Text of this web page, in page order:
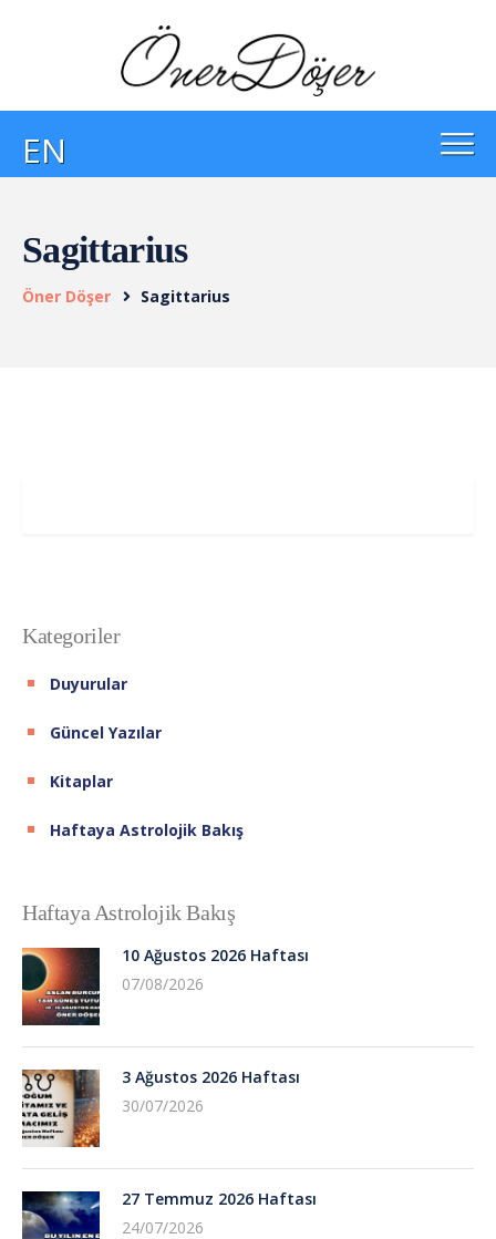
EN
Sagittarius
Öner Döşer Sagittarius
Kategoriler
Duyurular
Güncel Yazılar
Kitaplar
Haftaya Astrolojik Bakış
Haftaya Astrolojik Bakış
10 Ağustos 2026 Haftası
07/08/2026
3 Ağustos 2026 Haftası
30/07/2026
27 Temmuz 2026 Haftası
24/07/2026